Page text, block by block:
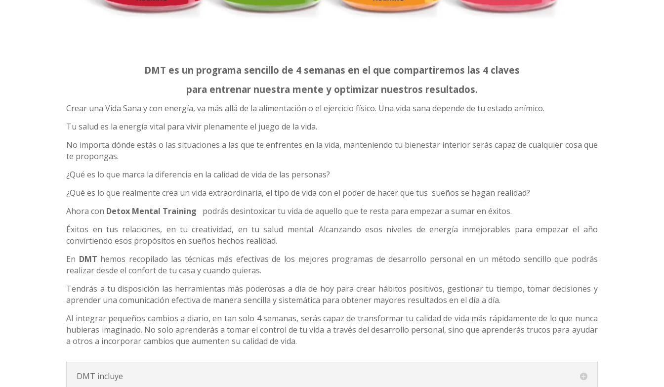
DMT es un programa sencillo de 4 semanas en el que compartiremos las 4 claves
para entrenar nuestra mente y optimizar nuestros resultados.
Crear una Vida Sana y con energía, va más allá de la alimentación o el ejercicio físico. Una vida sana depende de tu estado anímico.
Tu salud es la energía vital para vivir plenamente el juego de la vida.
No importa dónde estás o las situaciones a las que te enfrentes en la vida, manteniendo tu bienestar interior serás capaz de cualquier cosa que
te propongas.
¿Qué es lo que marca la diferencia en la calidad de vida de las personas?
¿Qué es lo que realmente crea un vida extraordinaria, el tipo de vida con el poder de hacer que tus sueños se hagan realidad?
Ahora con Detox Mental Training
podrás desintoxicar tu vida de aquello que te resta para empezar a sumar en éxitos.
Éxitos en tus relaciones, en tu creatividad, en tu salud mental. Alcanzando esos niveles de energía inmejorables para empezar el año
convirtiendo esos propósitos en sueños hechos realidad.
En DMT hemos recopilado las técnicas más efectivas de los mejores programas de desarrollo personal en un método sencillo que podrás
realizar desde el confort de tu casa y cuando quieras.
Tendrás a tu disposición las herramientas más poderosas a día de hoy para crear hábitos positivos, gestionar tu tiempo, tomar decisiones y
aprender una comunicación efectiva de manera sencilla y sistemática para obtener mayores resultados en el día a día.
Al integrar pequeños cambios a diario, en tan solo 4 semanas, serás capaz de transformar tu calidad de vida más rápidamente de lo que nunca
hubieras imaginado. No solo aprenderás a tomar el control de tu vida a través del desarrollo personal, sino que aprenderás trucos para ayudar
a otros a incorporar cambios que aumenten su calidad de vida.
DMT incluye